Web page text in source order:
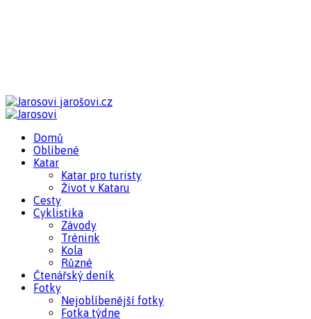
jarošovi.cz
Domů
Oblíbené
Katar
Katar pro turisty
Život v Kataru
Cesty
Cyklistika
Závody
Trénink
Kola
Různé
Čtenářský deník
Fotky
Nejoblíbenější fotky
Fotka týdne